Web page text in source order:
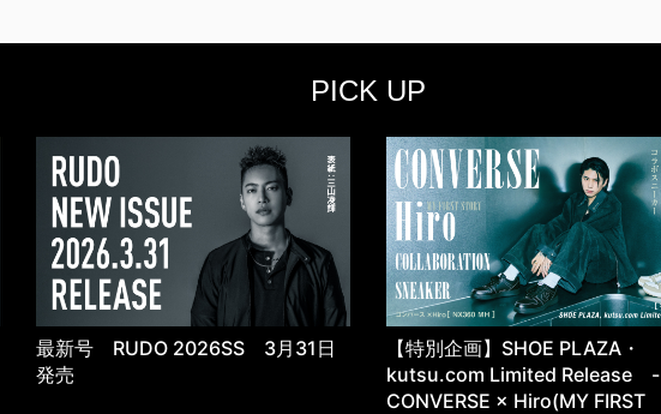
PICK UP
最新号 RUDO 2026SS 3月31日
発売
【特別企画】SHOE PLAZA・
kutsu.com Limited Release -
CONVERSE × Hiro(MY FIRST